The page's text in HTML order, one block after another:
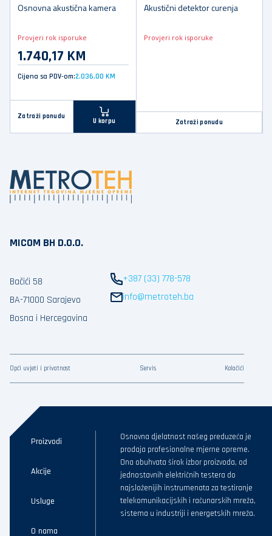
Osnovna akustična kamera
Provjeri rok isporuke
1.740,17 KM
Cijena sa PDV-om:2.036,00 KM
Zatraži ponudu
U korpu
Akustični detektor curenja
Provjeri rok isporuke
Zatraži ponudu
MICOM BH D.O.O.
Bačići 58
BA-71000 Sarajevo
Bosna i Hercegovina
+387 (33) 778-578
info@metroteh.ba
Opći uvjeti i privatnost Servis Kolačići
Proizvodi
Akcije
Usluge
O nama
Osnovna djelatnost našeg preduzeća je
prodaja profesionalne mjerne opreme.
Ona obuhvata širok izbor proizvoda, od
jednostavnih električnih testera do
najsloženijih instrumenata za testiranje
telekomunikacijskih i računarskih mreža,
sistema u industriji i energetskih mreža.